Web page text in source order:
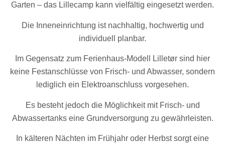
Garten – das Lillecamp kann vielfältig eingesetzt werden.
Die Inneneinrichtung ist nachhaltig, hochwertig und
individuell planbar.
Im Gegensatz zum Ferienhaus-Modell Lilletør sind hier
keine Festanschlüsse von Frisch- und Abwasser, sondern
lediglich ein Elektroanschluss vorgesehen.
Es besteht jedoch die Möglichkeit mit Frisch- und
Abwassertanks eine Grundversorgung zu gewährleisten.
In kälteren Nächten im Frühjahr oder Herbst sorgt eine